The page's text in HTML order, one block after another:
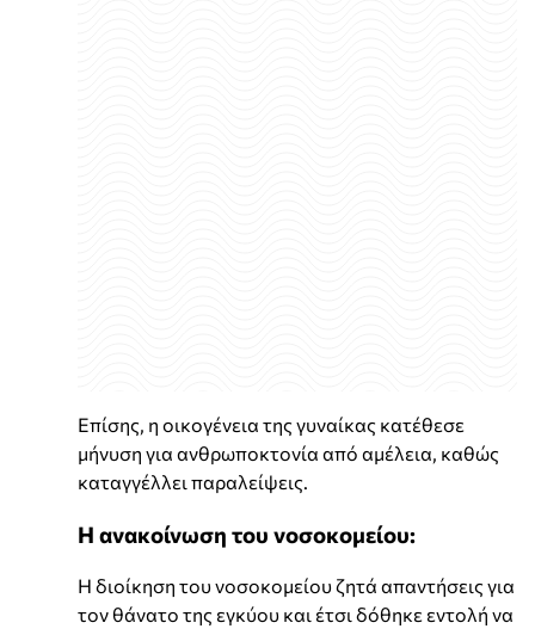
Επίσης, η οικογένεια της γυναίκας κατέθεσε
μήνυση για ανθρωποκτονία από αμέλεια, καθώς
καταγγέλλει παραλείψεις.
Η ανακοίνωση του νοσοκομείου:
Η διοίκηση του νοσοκομείου ζητά απαντήσεις για
τον θάνατο της εγκύου και έτσι δόθηκε εντολή να